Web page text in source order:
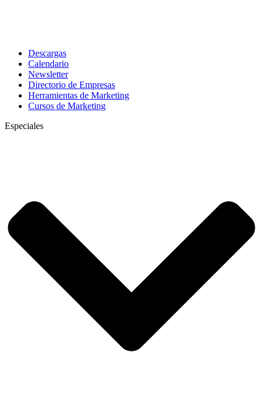
Descargas
Calendario
Newsletter
Directorio de Empresas
Herramientas de Marketing
Cursos de Marketing
Especiales